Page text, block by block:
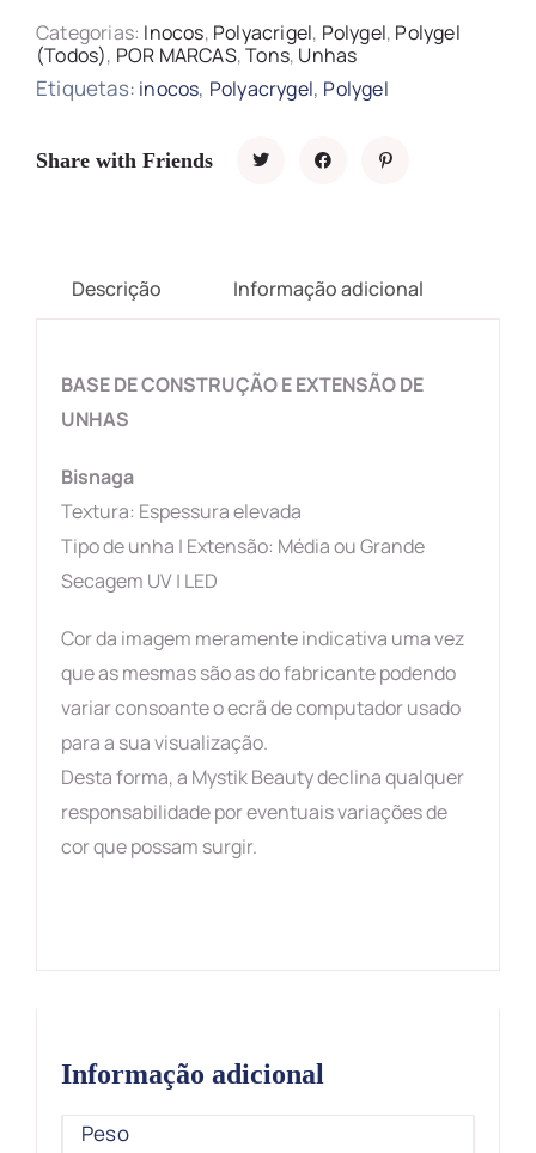
Categorias: Inocos, Polyacrigel, Polygel, Polygel
(Todos), POR MARCAS,Tons, Unhas
Etiquetas: inocos, Polyacrygel, Polygel
Share with Friends
Descrição Informação adicional
BASE DE CONSTRUÇÃO E EXTENSÃO DE
UNHAS
Bisnaga
Textura: Espessura elevada
Tipo de unha | Extensão: Média ou Grande
Secagem UV | LED
Cor da imagem meramente indicativa uma vez
que as mesmas são as do fabricante podendo
variar consoante o ecrã de computador usado
para a sua visualização.
Desta forma, a Mystik Beauty declina qualquer
responsabilidade por eventuais variações de
cor que possam surgir.
Informação adicional
Peso